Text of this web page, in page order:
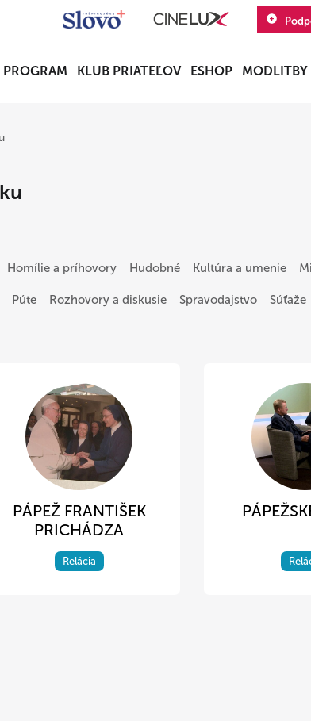
PROGRAM KLUB PRIATEĽOV ESHOP MODLITBY
Homílie a príhovory Hudobné Kultúra a umenie
Púte Rozhovory a diskusie Spravodajstvo Súťaže
PÁPEŽ FRANTIŠEK
PRICHÁDZA
Relácia